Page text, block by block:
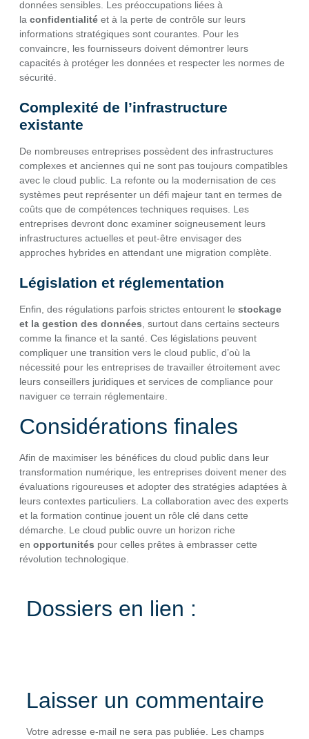
données sensibles. Les préoccupations liées à
la confidentialité et à la perte de contrôle sur leurs
informations stratégiques sont courantes. Pour les
convaincre, les fournisseurs doivent démontrer leurs
capacités à protéger les données et respecter les normes de
sécurité.
Complexité de l’infrastructure
existante
De nombreuses entreprises possèdent des infrastructures
complexes et anciennes qui ne sont pas toujours compatibles
avec le cloud public. La refonte ou la modernisation de ces
systèmes peut représenter un défi majeur tant en termes de
coûts que de compétences techniques requises. Les
entreprises devront donc examiner soigneusement leurs
infrastructures actuelles et peut-être envisager des
approches hybrides en attendant une migration complète.
Législation et réglementation
Enfin, des régulations parfois strictes entourent le stockage
et la gestion des données , surtout dans certains secteurs
comme la finance et la santé. Ces législations peuvent
compliquer une transition vers le cloud public, d’où la
nécessité pour les entreprises de travailler étroitement avec
leurs conseillers juridiques et services de compliance pour
naviguer ce terrain réglementaire.
Considérations finales
Afin de maximiser les bénéfices du cloud public dans leur
transformation numérique, les entreprises doivent mener des
évaluations rigoureuses et adopter des stratégies adaptées à
leurs contextes particuliers. La collaboration avec des experts
et la formation continue jouent un rôle clé dans cette
démarche. Le cloud public ouvre un horizon riche
en opportunités pour celles prêtes à embrasser cette
révolution technologique.
Dossiers en lien :
Laisser un commentaire
Votre adresse e-mail ne sera pas publiée.
Les champs